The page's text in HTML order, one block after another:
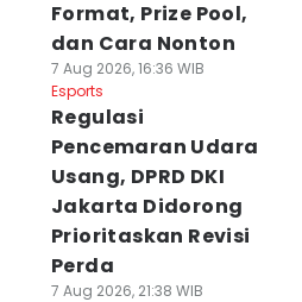
Format, Prize Pool,
dan Cara Nonton
7 Aug 2026, 16:36 WIB
Esports
Regulasi
Pencemaran Udara
Usang, DPRD DKI
Jakarta Didorong
Prioritaskan Revisi
Perda
7 Aug 2026, 21:38 WIB